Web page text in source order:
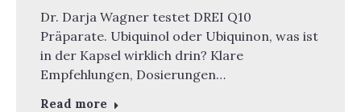
Dr. Darja Wagner testet DREI Q10
Präparate. Ubiquinol oder Ubiquinon, was ist
in der Kapsel wirklich drin? Klare
Empfehlungen, Dosierungen…
Read more